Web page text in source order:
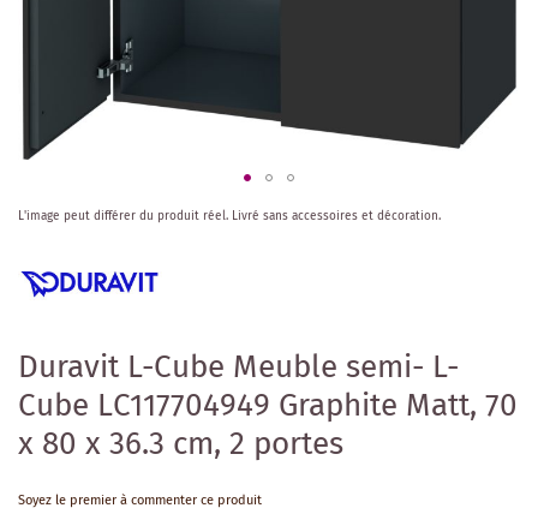
Duravit L-Cube Meuble semi- L-
Cube LC117704949 Graphite Matt, 70
x 80 x 36.3 cm, 2 portes
Soyez le premier à commenter ce produit
Skip
beginning
images
gallery
L'image peut différer du produit réel. Livré sans accessoires et décoration.